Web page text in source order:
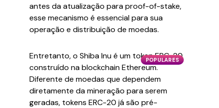
antes da atualização para proof-of-stake,
esse mecanismo é essencial para sua
operação e distribuição de moedas.
POPULARES
Entretanto, o Shiba Inu é um token ERC-20
construído na blockchain Ethereum.
Diferente de moedas que dependem
diretamente da mineração para serem
geradas, tokens ERC-20 já são pré-